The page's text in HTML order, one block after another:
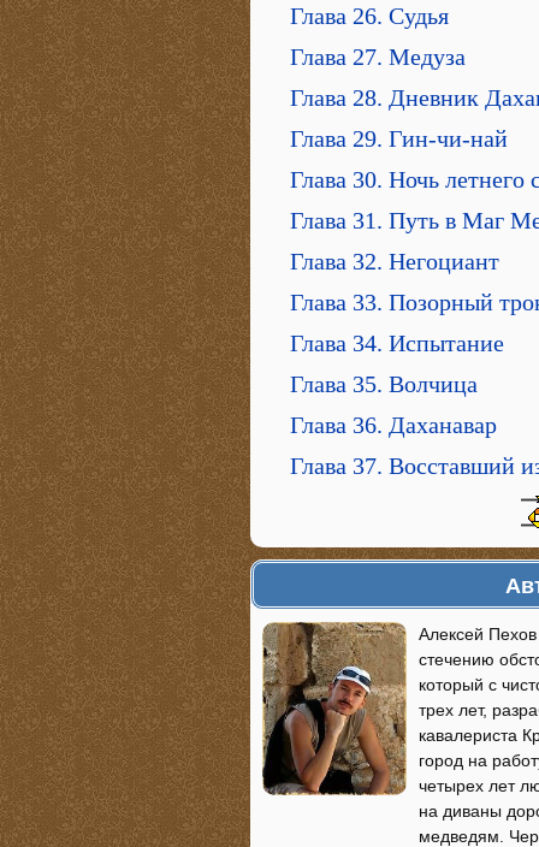
Глава 26. Судья
Глава 27. Медуза
Глава 28. Дневник
Глава 29. Гин-чи-най
Глава 30. Ночь летнего
Глава 31. Путь в Маг
Глава 32. Негоциант
Глава 33. Позорный
Глава 34. Испытание
Глава 35. Волчица
Глава 36. Даханавар
Глава 37. Восставший
Алексей
стечению
который с
трех лет,
кавалериста
город на
четырех лет
на диваны
медведям.